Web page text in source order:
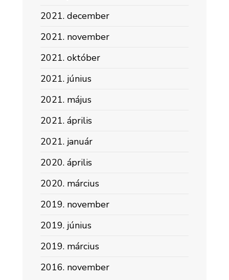
2021. december
2021. november
2021. október
2021. június
2021. május
2021. április
2021. január
2020. április
2020. március
2019. november
2019. június
2019. március
2016. november